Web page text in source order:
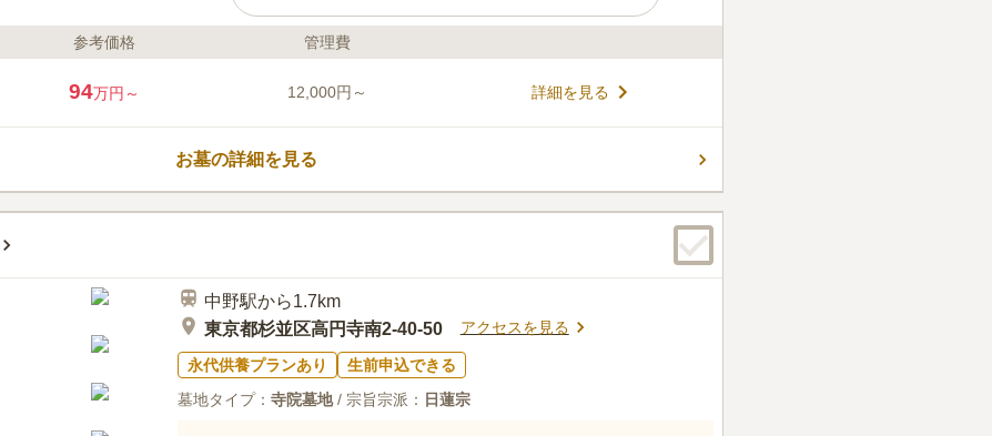
ライフドット編集部のコメント
る、歴史深い寺院です。都心にありながら、公園に囲まれた緑
豊かな環境です。 西武新宿線「沼袋駅」からも徒歩3分と交通
アクセスが非常に良好です。 春には山門から上にはみ出るほど
の桜が見事で、お参りの楽しみの一つになります。法要の際に
は実相院が相談から請け負ってくれるので心配無用です。
お供え物、花など、駅より商店街を経由してくるので、一般的
なものであれば、そろいますし、食事時も商店街で可能です。
参考価格 管理費
94万円～ 12,000円～ 詳細を見る
お墓の詳細を見る
中野駅から1.7km
東京都杉並区高円寺南2-40-50
アクセスを見る
永代供養プランあり
生前申込できる
墓地タイプ： 寺院墓地/ 宗旨宗派： 日蓮宗